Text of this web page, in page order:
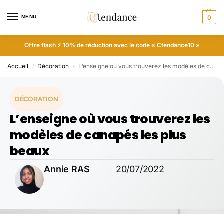
MENU 0
Offre flash ⚡ 10% de réduction avec le code « Ctendance10 »
Accueil / Décoration / L’enseigne où vous trouverez les modèles de canapés les plus beaux
DÉCORATION
L’enseigne où vous trouverez les
modèles de canapés les plus
beaux
Annie RAS 20/07/2022